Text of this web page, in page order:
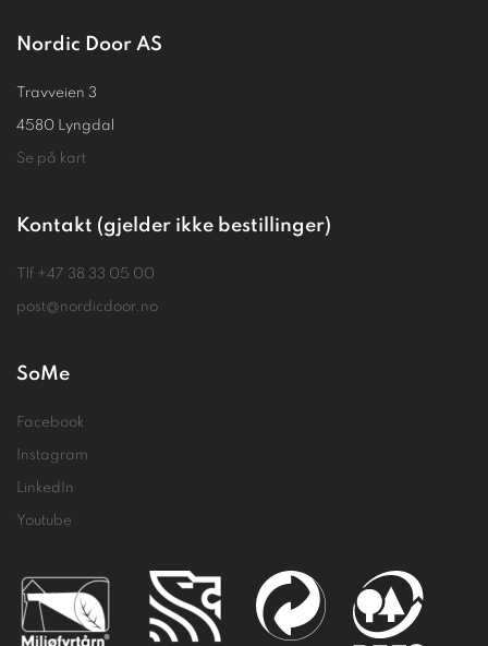
Nordic Door AS
Travveien 3
4580 Lyngdal
Se på kart
Kontakt (gjelder ikke bestillinger)
Tlf +47 38 33 05 00
post@nordicdoor.no
SoMe
Facebook
Instagram
LinkedIn
Youtube